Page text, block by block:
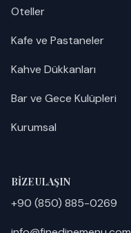
Oteller
Kafe ve Pastaneler
Kahve Dükkanları
Bar ve Gece Kulüpleri
Kurumsal
BIZE ULAŞIN
+90 (850) 885-0269